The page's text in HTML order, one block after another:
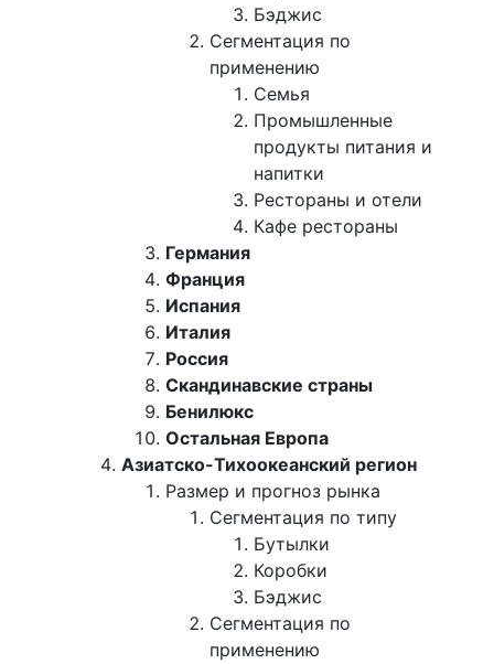
Бэджис
Сегментация по
применению
Семья
Промышленные
продукты питания и
напитки
Рестораны и отели
Кафе рестораны
Германия
Франция
Испания
Италия
Россия
Скандинавские страны
Бенилюкс
Остальная Европа
Азиатско-Тихоокеанский регион
Размер и прогноз рынка
Сегментация по типу
Бутылки
Коробки
Бэджис
Сегментация по
применению